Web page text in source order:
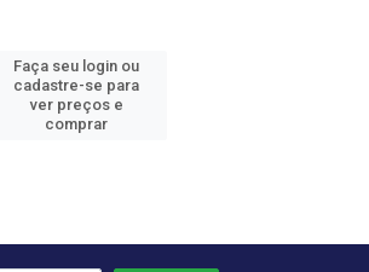
Faça seu login ou
cadastre-se para
ver preços e
comprar